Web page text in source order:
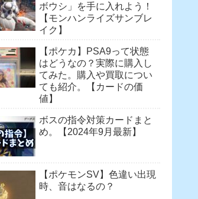
ボウシ」を手に入れよう！
【モンハンライズサンブレ
イク】
【ポケカ】PSA9って状態
はどうなの？実際に購入し
てみた。購入や買取につい
ても紹介。【カードの価
値】
ボスの指令対策カードまと
め。【2024年9月最新】
【ポケモンSV】色違い出現
時、音はなるの？